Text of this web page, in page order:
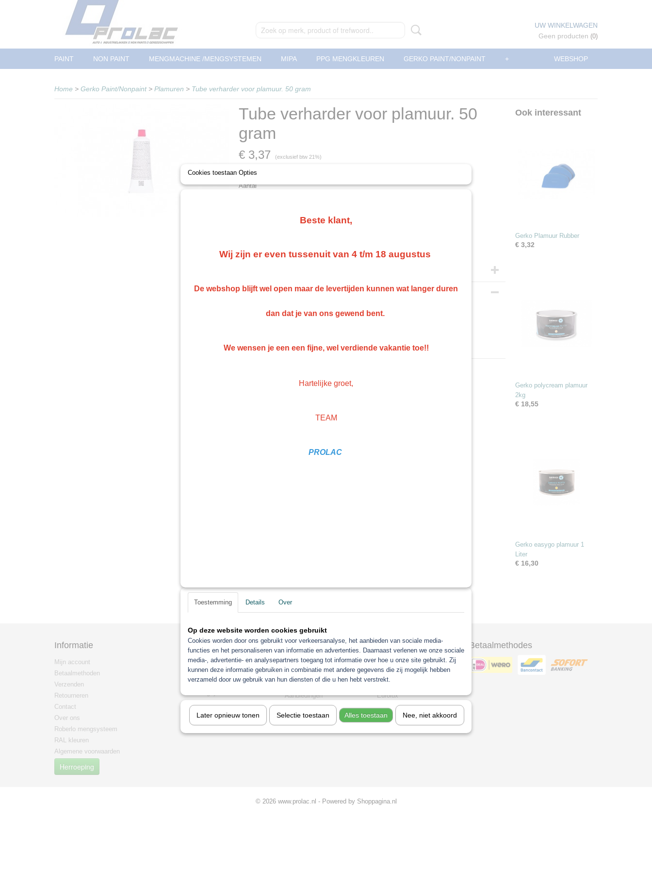
UW WINKELWAGEN
Geen producten (0)
WEBSHOP
PAINT NON PAINT MENGMACHINE /MENGSYSTEMEN MIPA PPG MENGKLEUREN GERKO PAINT/NONPAINT +
Home > Gerko Paint/Nonpaint> Plamuren > Tube verharder voor plamuur. 50 gram
Tube verharder voor plamuur. 50
gram
€ 3,37 (exclusief btw 21%)
Levertijd Geleverd binnen 24 uur!
Aantal
Netto gewicht
0,05 Kg
Omschrijving
Tube verharder voor plamuur 50 gram
-Geschikt voor alle Gerko plamuren
Ook interessant
Gerko Plamuur Rubber
€ 3,32
Gerko polycream plamuur
2kg
€ 18,55
Gerko easygo plamuur 1
Liter
€ 16,30
Informatie
Mijn account
Betaalmethoden
Verzenden
Retourneren
Contact
Over ons
Roberlo mengsysteem
RAL kleuren
Algemene voorwaarden
Herroeping
Categorieën
Paint
Non paint
mipa
PPG Mengkleuren
Gerko Paint/Nonpaint
Motip
Aanbiedingen
Koplamp Reparatie
Industrie
Sagola verfspuitpistool
Eurolux
Betaalmethodes
© 2026 www.prolac.nl - Powered by Shoppagina.nl
Cookies toestaan Opties
Beste klant,
Wij zijn er even tussenuit van 4 t/m 18 augustus
De webshop blijft wel open maar de levertijden kunnen wat langer duren
dan dat je van ons gewend bent.
We wensen je een een fijne, wel verdiende vakantie toe!!
Hartelijke groet,
TEAM
PROLAC
Toestemming Details Over
Op deze website worden cookies gebruikt
Cookies worden door ons gebruikt voor verkeersanalyse, het aanbieden van sociale media-
functies en het personaliseren van informatie en advertenties. Daarnaast verlenen we onze sociale
media-, advertentie- en analysepartners toegang tot informatie over hoe u onze site gebruikt. Zij
kunnen deze informatie gebruiken in combinatie met andere gegevens die zij mogelijk hebben
verzameld door uw gebruik van hun diensten of die u hen hebt verstrekt.
Later opnieuw tonen Selectie toestaan Alles toestaan Nee, niet akkoord